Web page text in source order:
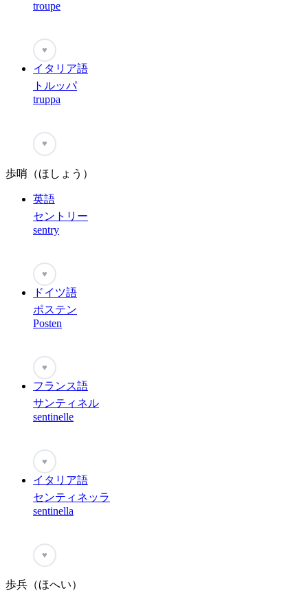
troupe
♥
イタリア語
トルッパ
truppa
♥
歩哨（ほしょう）
英語
セントリー
sentry
♥
ドイツ語
ポステン
Posten
♥
フランス語
サンティネル
sentinelle
♥
イタリア語
センティネッラ
sentinella
♥
歩兵（ほへい）